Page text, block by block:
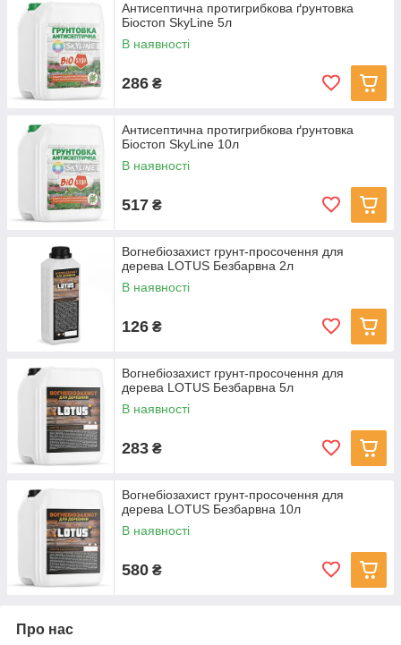
Антисептична протигрибкова ґрунтовка
Біостоп SkyLine 5л
В наявності
286 ₴
Антисептична протигрибкова ґрунтовка
Біостоп SkyLine 10л
В наявності
517 ₴
Вогнебіозахист грунт-просочення для
дерева LOTUS Безбарвна 2л
В наявності
126 ₴
Вогнебіозахист грунт-просочення для
дерева LOTUS Безбарвна 5л
В наявності
283 ₴
Вогнебіозахист грунт-просочення для
дерева LOTUS Безбарвна 10л
В наявності
580 ₴
Про нас